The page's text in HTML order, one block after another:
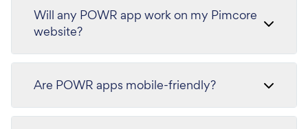
Will any POWR app work on my Pimcore
website?
Are POWR apps mobile-friendly?